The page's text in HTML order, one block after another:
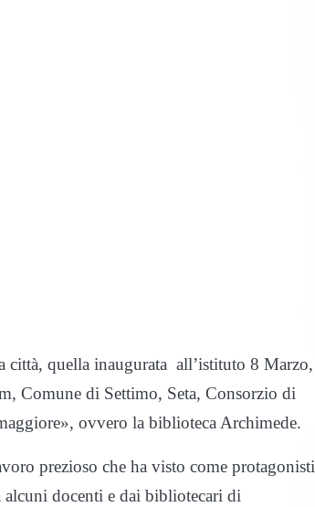
città, quella inaugurata all’istituto 8 Marzo,
Comune di Settimo, Seta, Consorzio di
ovvero la biblioteca Archimede.
prezioso che ha visto come protagonisti
alcuni docenti e dai bibliotecari di